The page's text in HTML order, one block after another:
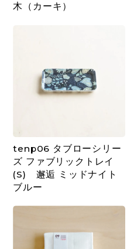
木（カーキ）
tenp06 タブローシリー
ズ ファブリックトレイ
(S) 邂逅 ミッドナイト
ブルー